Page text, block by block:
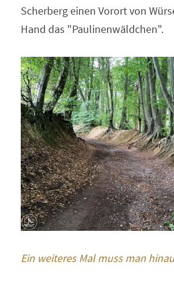
Scherberg einen Vorort von
Hand das "Paulinenwäldchen".
Ein weiteres Mal muss man